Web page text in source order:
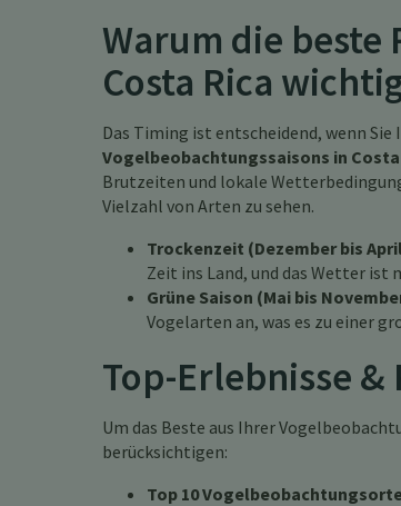
Warum die beste
Costa Rica
Das Timing ist entscheidend, wenn
Vogelbeobachtungssaisons in Costa
Brutzeiten und lokale
Vielzahl von Arten zu sehen.
Trockenzeit (Dezember bis
Zeit ins Land, und das Wetter ist
Grüne Saison (Mai bis
Vogelarten an, was es zu einer
Top-Erlebnisse
Um das Beste aus Ihrer
berücksichtigen:
Top 10